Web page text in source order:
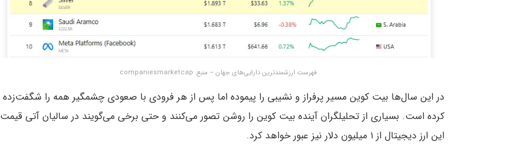
فهرست ارزشمندترین دارایی‌های جهان – منبع: companiesmarketcap
در این سال‌ها بیت کوین مسیر پرفراز و نشیبی را پیموده اما پس از هر فرودی با صعودی چشمگیر همه را شگفت‌زده
کرده است. بسیاری از تحلیلگران آینده بیت کوین را روشن تصور می‌کنند و حتی برخی می‌گویند در سالیان آتی قیمت
این ارز دیجیتال از ۱ میلیون دلار نیز عبور خواهد کرد.